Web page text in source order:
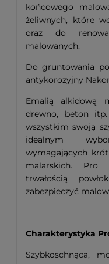
końcowego
żeliwnych, które
oraz do
malowanych.
Do gruntowania
antykorozyjny
Emalią alkidową
drewno, beton
wszystkim swoją
idealnym
wymagających
malarskich. Pro
trwałością
zabezpieczyć
Charakterystyka
Szybkoschnąca,